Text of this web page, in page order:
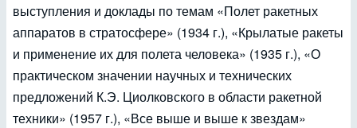
выступления и доклады по темам «Полет ракетных
аппаратов в стратосфере» (1934 г.), «Крылатые ракеты
и применение их для полета человека» (1935 г.), «О
практическом значении научных и технических
предложений К.Э. Циолковского в области ракетной
техники» (1957 г.), «Все выше и выше к звездам»